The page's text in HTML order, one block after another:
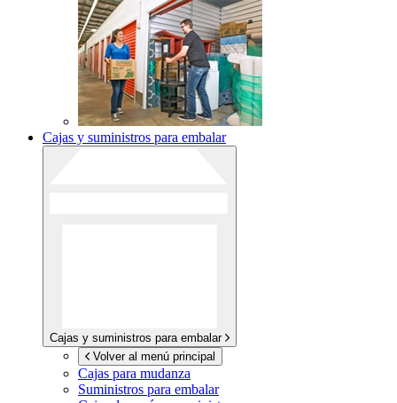
Cajas y suministros para embalar
Cajas y suministros para embalar
Volver al menú principal
Cajas para mudanza
Suministros para embalar